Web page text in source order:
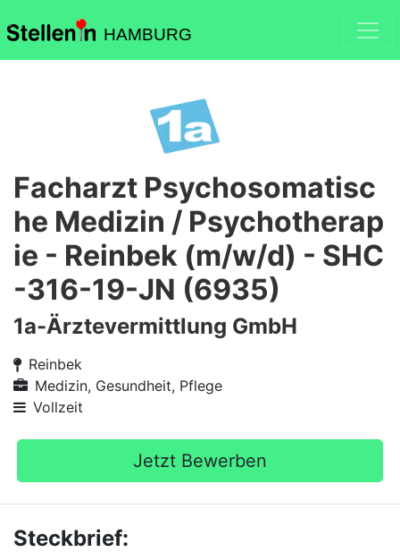
HAMBURG
Facharzt Psychosomatisc
he Medizin / Psychotherap
ie - Reinbek (m/w/d) - SHC
-316-19-JN (6935)
1a-Ärztevermittlung GmbH
Reinbek
Medizin, Gesundheit, Pflege
Vollzeit
Jetzt Bewerben
Steckbrief: